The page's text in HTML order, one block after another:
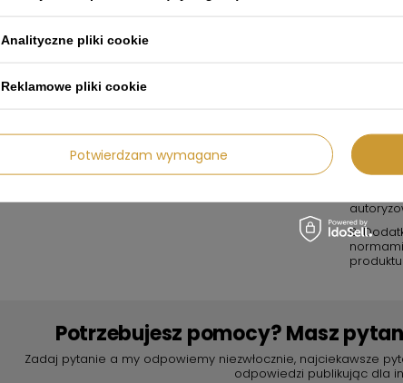
4. W
w
5.
lub
6.
7.
8.
Potrzebujesz pomocy? Masz
Zadaj pytanie a my odpowiemy niezwłocznie, najciekawsze
odpowiedzi publikując dla
Analityczne pliki cookie
Reklamowe pliki cookie
Potwierdzam wymagane